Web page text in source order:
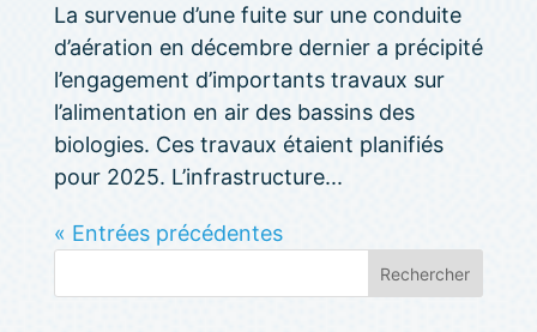
La survenue d’une fuite sur une conduite
d’aération en décembre dernier a précipité
l’engagement d’importants travaux sur
l’alimentation en air des bassins des
biologies. Ces travaux étaient planifiés
pour 2025. L’infrastructure...
« Entrées précédentes
Rechercher